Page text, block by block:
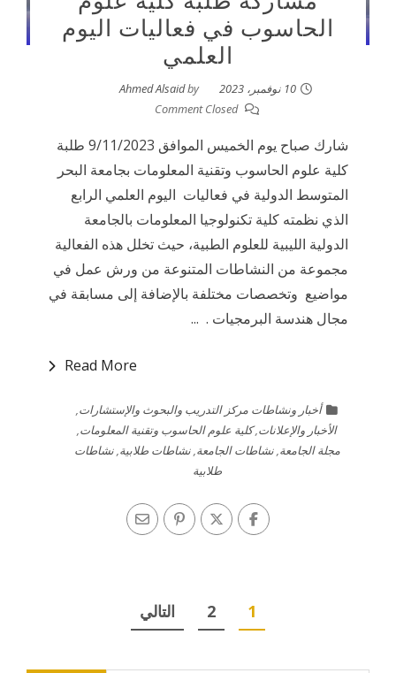
الحاسوب في فعاليات اليوم
العلمي
10 نوفمبر، 2023 by
Ahmed Alsaid
Comment Closed
شارك صباح يوم الخميس الموافق 9/11/2023 طلبة
كلية علوم الحاسوب وتقنية المعلومات بجامعة البحر
المتوسط الدولية في فعاليات اليوم العلمي الرابع
الذي نظمته كلية تكنولوجيا المعلومات بالجامعة
الدولية الليبية للعلوم الطبية، حيث تخلل هذه الفعالية
مجموعة من النشاطات المتنوعة من ورش عمل في
مواضيع وتخصصات مختلفة بالإضافة إلى مسابقة في
مجال هندسة البرمجيات . ...
Read More
أخبار ونشاطات مركز التدريب والبحوث والإستشارات
الأخبار والإعلانات ,كلية علوم الحاسوب وتقنية المعلومات
مجلة الجامعة ,نشاطات الجامعة ,نشاطات طلابية ,نشاطات
طلابية
1
2 التالي